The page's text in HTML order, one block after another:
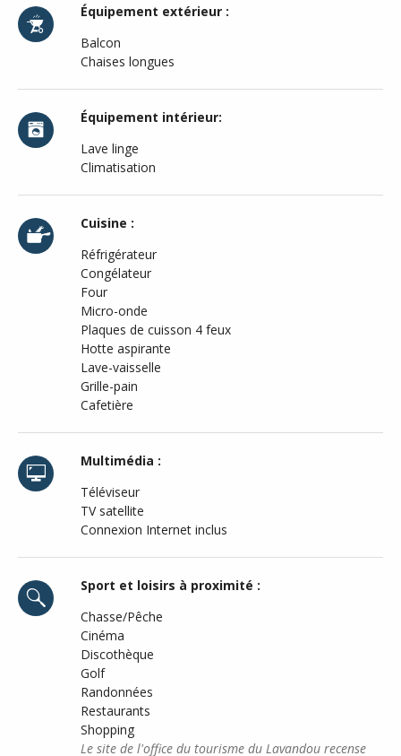
Équipement extérieur :
Balcon
Chaises longues
Équipement intérieur:
Lave linge
Climatisation
Cuisine :
Réfrigérateur
Congélateur
Four
Micro-onde
Plaques de cuisson 4 feux
Hotte aspirante
Lave-vaisselle
Grille-pain
Cafetière
Multimédia :
Téléviseur
TV satellite
Connexion Internet inclus
Sport et loisirs à proximité :
Chasse/Pêche
Cinéma
Discothèque
Golf
Randonnées
Restaurants
Shopping
Le site de l'office du tourisme du Lavandou recense